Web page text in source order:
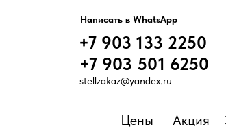
stellzakaz@yandex.ru
+7 903 133 2250
+7 903 501 6250
Написать в WhatsApp
+7 903 133 2250
Цены Акция